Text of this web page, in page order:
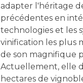
adapter l'héritage
précédentes en
technologies et les
vinification les plus
de son magnifique
Actuellement, elle
hectares de